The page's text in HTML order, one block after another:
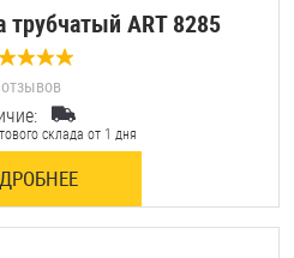
ART 8285
склада от 1 дня